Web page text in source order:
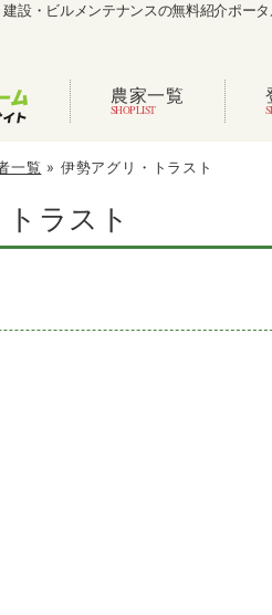
設・ビルメンテナンスの無料紹介ポー
農家一覧
一覧 » 伊勢アグリ・トラスト
ラスト